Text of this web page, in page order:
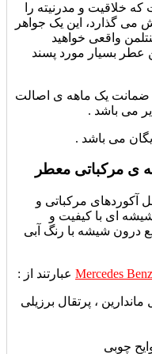
خلاقیت و مدرنیته را
می گذارد، این یک جواهر
واقعی خواهید
بسیار مورد پسند
یک ماهه ی اصالت
می باشد .
می باشد .
ی مرکباتی معطر
آکوردهای مرکباتی و
ای با کیفیت و
درون شیشه با رنگ آبی
Mercedes عبارتند از :
، پرتقال برزیلی
چوبی